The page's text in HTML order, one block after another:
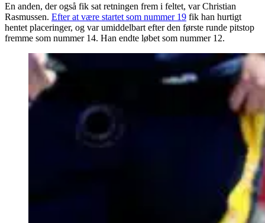
En anden, der også fik sat retningen frem i feltet, var Christian
Rasmussen. Efter at være startet som nummer 19 fik han hurtigt
hentet placeringer, og var umiddelbart efter den første runde pitstop
fremme som nummer 14. Han endte løbet som nummer 12.